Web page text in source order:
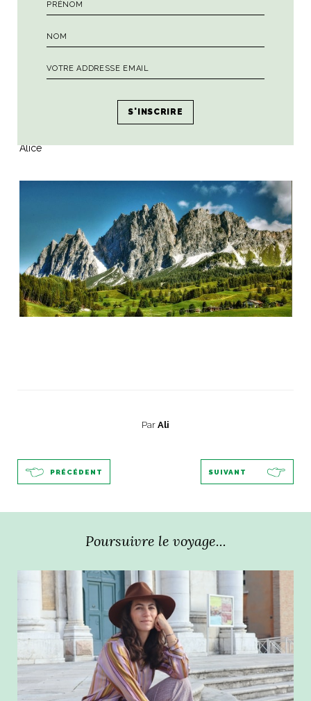
Si vous cherchez un logement dans le coin, nous avons
Et pour mon carnet d’adresses spécial Cortina d’Amprezzo,
c’est parICI.
Alice
Par Ali
PRÉCÉDENT SUIVANT
Poursuivre le voyage...